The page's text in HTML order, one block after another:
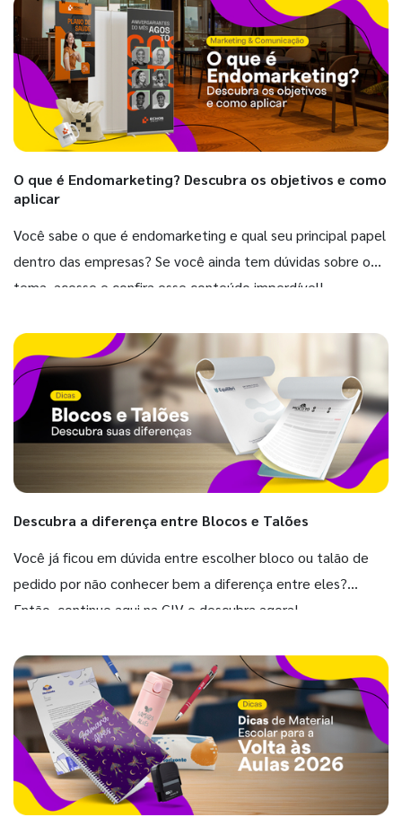
O que é Endomarketing? Descubra os objetivos e como
aplicar
Você sabe o que é endomarketing e qual seu principal papel
dentro das empresas? Se você ainda tem dúvidas sobre o
tema, acesse e confira esse conteúdo imperdível!
Descubra a diferença entre Blocos e Talões
Você já ficou em dúvida entre escolher bloco ou talão de
pedido por não conhecer bem a diferença entre eles?
Então, continue aqui na GIV e descubra agora!